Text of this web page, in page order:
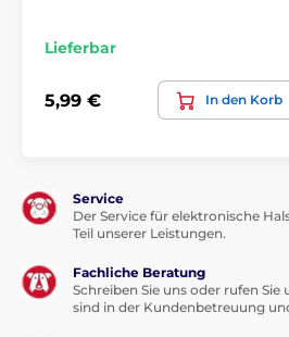
Lieferbar
5,99 € In den Korb
Service
Der Service für elektronische
Teil unserer Leistungen.
Fachliche Beratung
Schreiben Sie uns oder rufen Sie
sind in der Kundenbetreuung